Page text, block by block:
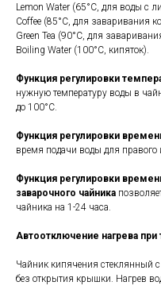
Lemon Water (65°С, для воды с
Coffee (85°С, для заваривания
Green Tea (90°С, для
Boiling Water (100°С, кипяток).
Функция регулировки
нужную температуру воды в
до 100°С.
Функция регулировки
время подачи воды для правого
Функция регулировки
заварочного чайника
чайника на 1-24 часа.
Автоотключение нагрева при
Чайник кипячения стеклянный с
без открытия крышки. Нагрев